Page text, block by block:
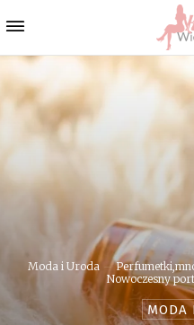
Moda i Uroda
Nowoczesny
MODA